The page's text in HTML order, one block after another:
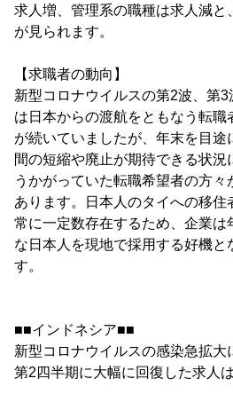
求人増、管理系の職種は求人減と
が見られます。
【求職者の動向】
新型コロナウイルスの第2波、第
は日本からの渡航をともなう転職
が続いていましたが、年末を目途
間の短縮や廃止が期待できる状
うかがっていた転職希望者の方
あります。日本人のタイへの移住
常に一定数存在するため、企業は
な日本人を現地で採用する好機と
す。
■■インドネシア■■
新型コロナウイルスの感染急拡大
第2四半期に大幅に回復した求人